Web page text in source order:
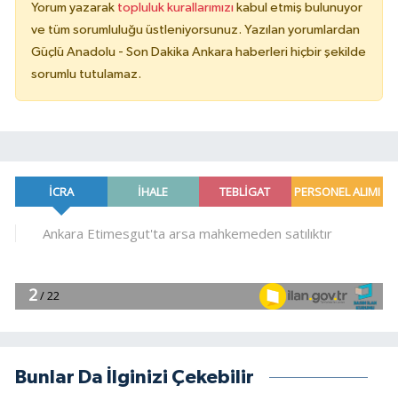
Yorum yazarak topluluk kurallarımızı kabul etmiş bulunuyor
ve tüm sorumluluğu üstleniyorsunuz. Yazılan yorumlardan
Güçlü Anadolu - Son Dakika Ankara haberleri hiçbir şekilde
sorumlu tutulamaz.
Bunlar Da İlginizi Çekebilir